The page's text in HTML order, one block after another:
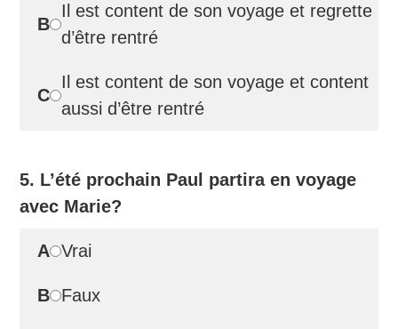
B
Il est content de son voyage et regrette
d’être rentré
C
Il est content de son voyage et content
aussi d’être rentré
5. L’été prochain Paul partira en voyage
avec Marie?
A Vrai
B Faux